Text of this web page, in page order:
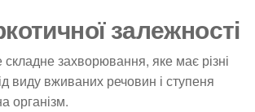
залежності
захворювання, яке має різні
виду вживаних речовин і ступеня
організм.